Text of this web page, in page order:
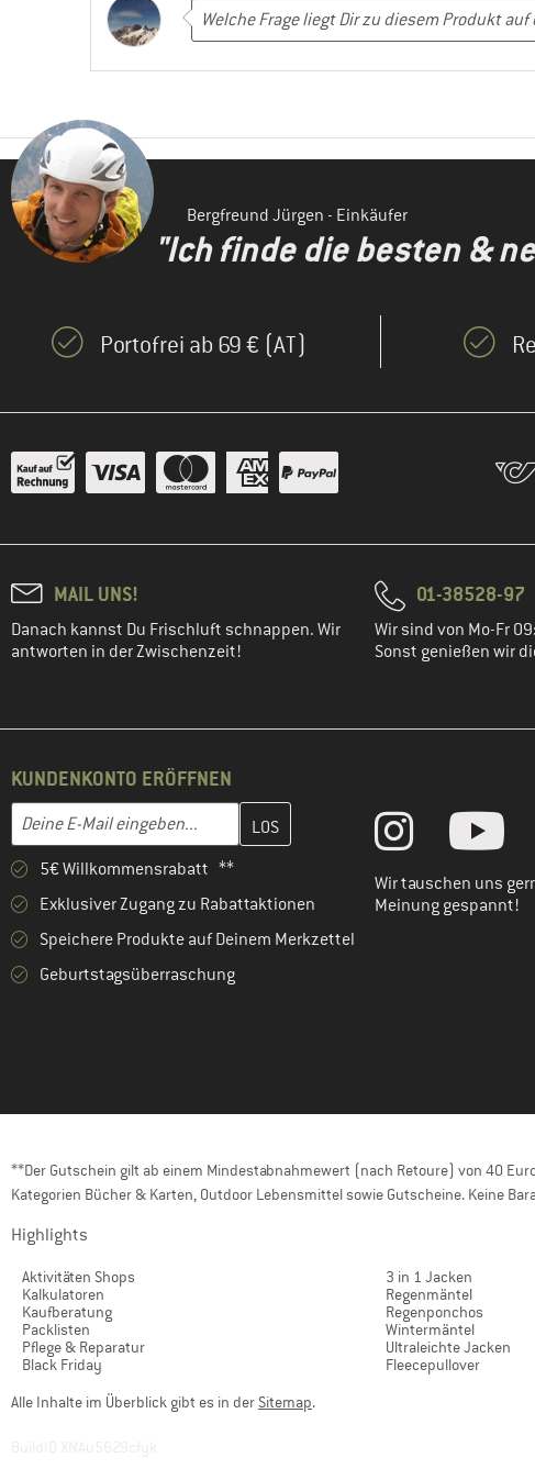
Bergfreund Jürgen - Einkäufer
"Ich finde die besten &
Portofrei ab 69 € (AT)
MAIL UNS!
Danach kannst Du Frischluft schnappen. Wir
antworten in der Zwischenzeit!
01-38528-97
Wir sind von Mo-Fr
Sonst genießen wir
KUNDENKONTO ERÖFFNEN
E-Mail-Adresse
Gib hier deine E-Mail-Adresse ein und erstelle im nächsten Schritt dein
5€ Willkommensrabatt **
Exklusiver Zugang zu Rabattaktionen
Speichere Produkte auf Deinem Merkzettel
Geburtstagsüberraschung
Wir tauschen uns
Meinung gespannt!
**Der Gutschein gilt ab einem Mindestabnahmewert (nach Retoure) von 40
Kategorien Bücher & Karten, Outdoor Lebensmittel sowie Gutscheine. Keine
Highlights
Aktivitäten Shops
Kalkulatoren
Kaufberatung
Packlisten
Pflege & Reparatur
Black Friday
3 in 1 Jacken
Regenmäntel
Regenponchos
Wintermäntel
Ultraleichte Jacken
Fleecepullover
Alle Inhalte im Überblick gibt es in der Sitemap.